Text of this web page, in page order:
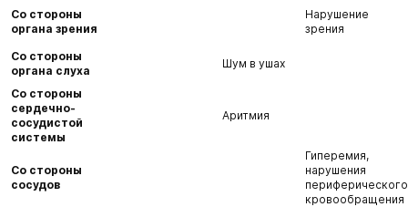
Со стороны
органа зрения
Нарушение
зрения
Со стороны
органа слуха
Шум в ушах
Со стороны
сердечно-
сосудистой
системы
Аритмия
Со стороны
сосудов
Гиперемия,
нарушения
периферического
кровообращения